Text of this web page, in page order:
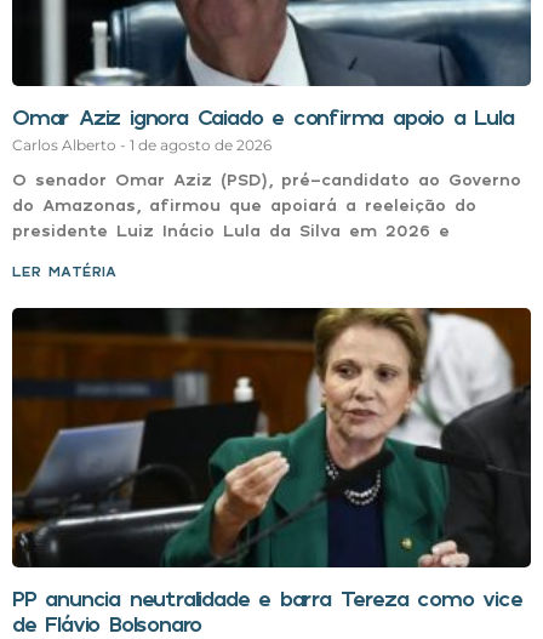
Omar Aziz ignora Caiado e confirma apoio a Lula
Carlos Alberto 1 de agosto de 2026
O senador Omar Aziz (PSD), pré-candidato ao Governo
do Amazonas, afirmou que apoiará a reeleição do
presidente Luiz Inácio Lula da Silva em 2026 e
LER MATÉRIA »
PP anuncia neutralidade e barra Tereza como vice
de Flávio Bolsonaro